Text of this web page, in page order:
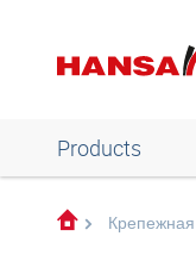
Products
Крепежная